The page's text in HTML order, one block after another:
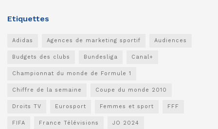
Etiquettes
Adidas Agences de marketing sportif Audiences
Budgets des clubs Bundesliga Canal+
Championnat du monde de Formule 1
Chiffre de la semaine Coupe du monde 2010
Droits TV Eurosport Femmes et sport FFF
FIFA France Télévisions JO 2024